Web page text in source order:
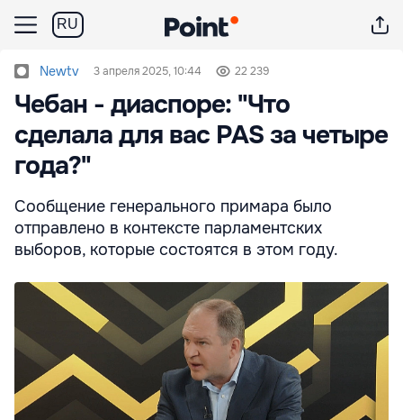
RU
Newtv 3 апреля 2025, 10:44 22 239
Чебан - диаспоре: "Что
сделала для вас PAS за четыре
года?"
Сообщение генерального примара было
отправлено в контексте парламентских
выборов, которые состоятся в этом году.